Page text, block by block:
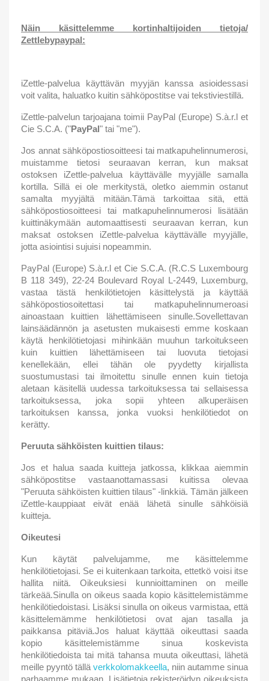
Näin käsittelemme kortinhaltijoiden tietoja/
Zettlebypaypal:
iZettle-palvelua käyttävän myyjän kanssa asioidessasi
voit valita, haluatko kuitin sähköpostitse vai tekstiviestillä.
iZettle-palvelun tarjoajana toimii PayPal (Europe) S.à.r.l et
Cie S.C.A. ("PayPal" tai "me").
Jos annat sähköpostiosoitteesi tai matkapuhelinnumerosi,
muistamme tietosi seuraavan kerran, kun maksat
ostoksen iZettle-palvelua käyttävälle myyjälle samalla
kortilla. Sillä ei ole merkitystä, oletko aiemmin ostanut
samalta myyjältä mitään.Tämä tarkoittaa sitä, että
sähköpostiosoitteesi tai matkapuhelinnumerosi lisätään
kuittinäkymään automaattisesti seuraavan kerran, kun
maksat ostoksen iZettle-palvelua käyttävälle myyjälle,
jotta asiointisi sujuisi nopeammin.
PayPal (Europe) S.à.r.l et Cie S.C.A. (R.C.S Luxembourg
B 118 349), 22-24 Boulevard Royal L-2449, Luxemburg,
vastaa tästä henkilötietojen käsittelystä ja käyttää
sähköpostiosoitettasi tai matkapuhelinnumeroasi
ainoastaan kuittien lähettämiseen sinulle.Sovellettavan
lainsäädännön ja asetusten mukaisesti emme koskaan
käytä henkilötietojasi mihinkään muuhun tarkoitukseen
kuin kuittien lähettämiseen tai luovuta tietojasi
kenellekään, ellei tähän ole pyydetty kirjallista
suostumustasi tai ilmoitettu sinulle ennen kuin tietoja
aletaan käsitellä uudessa tarkoituksessa tai sellaisessa
tarkoituksessa, joka sopii yhteen alkuperäisen
tarkoituksen kanssa, jonka vuoksi henkilötiedot on
kerätty.
Peruuta sähköisten kuittien tilaus:
Jos et halua saada kuitteja jatkossa, klikkaa aiemmin
sähköpostitse vastaanottamassasi kuitissa olevaa
"Peruuta sähköisten kuittien tilaus" ‑linkkiä. Tämän jälkeen
iZettle-kauppiaat eivät enää lähetä sinulle sähköisiä
kuitteja.
Oikeutesi
Kun käytät palvelujamme, me käsittelemme
henkilötietojasi. Se ei kuitenkaan tarkoita, ettetkö voisi itse
hallita niitä. Oikeuksiesi kunnioittaminen on meille
tärkeää.Sinulla on oikeus saada kopio käsittelemistämme
henkilötiedoistasi. Lisäksi sinulla on oikeus varmistaa, että
käsittelemämme henkilötietosi ovat ajan tasalla ja
paikkansa pitäviä.Jos haluat käyttää oikeuttasi saada
kopio käsittelemistämme sinua koskevista
henkilötiedoista tai mitä tahansa muuta oikeuttasi, lähetä
meille pyyntö tällä verkkolomakkeella, niin autamme sinua
parhaamme mukaan. Lisätietoja rekisteröidyn oikeuksista